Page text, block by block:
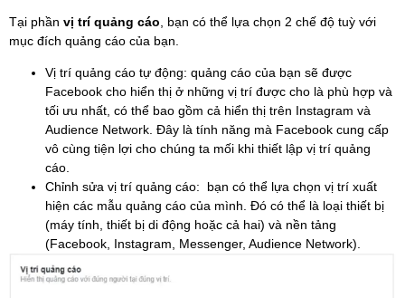
Tại phần vị trí quảng cáo , bạn có thể lựa chọn 2 chế độ tuỳ với
mục đích quảng cáo của bạn.
Vị trí quảng cáo tự động: quảng cáo của bạn sẽ được
Facebook cho hiển thị ở những vị trí được cho là phù hợp và
tối ưu nhất, có thể bao gồm cả hiển thị trên Instagram và
Audience Network. Đây là tính năng mà Facebook cung cấp
vô cùng tiện lợi cho chúng ta mối khi thiết lập vị trí quảng
cáo.
Chỉnh sửa vị trí quảng cáo:
bạn có thể lựa chọn vị trí xuất
hiện các mẫu quảng cáo của mình. Đó có thể là loại thiết bị
(máy tính, thiết bị di động hoặc cả hai) và nền tảng
(Facebook, Instagram, Messenger, Audience Network).